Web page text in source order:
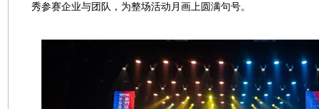
秀参赛企业与团队，为整场活动月画上圆满句号。